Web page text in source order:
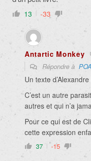
13 -33
Antartic Monkey
Répondre à POA
Un texte
C’est un autre
autres et qui n’a
Pour ce qui est de
cette expression
37 -15